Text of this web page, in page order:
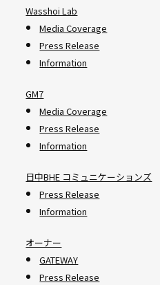
Wasshoi Lab
Media Coverage
Press Release
Information
GM7
Media Coverage
Press Release
Information
日中BHE コミュニケーションズ
Press Release
Information
オーナー
GATEWAY
Press Release